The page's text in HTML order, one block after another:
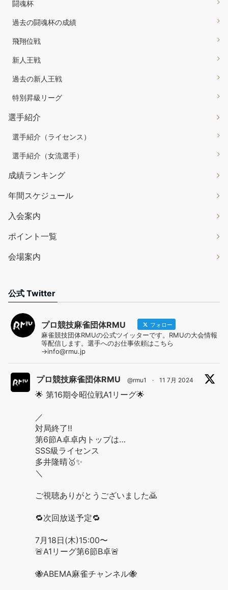
闘魂杯
過去の闘魂杯の成績
飛翔位戦
新人王戦
過去の新人王戦
特別昇級リーグ
選手紹介
選手紹介（ライセンス）
選手紹介（女流選手）
成績ランキング
年間スケジュール
入会案内
ポイント一覧
会場案内
公式 Twitter
プロ競技麻雀団体RMU フォロー
麻雀競技団体RMUの公式ツイッターです。RMUの大会情報
等配信します。選手へのお仕事依頼はこちら
→info@rmu.jp
プロ競技麻雀団体RMU @rmu1 · 11 7月 2024
🌟 第16期令昭位戦A1リーグ🌟
／
対局終了‼️
第6節A卓卓内トップは…
SSS級ライセンス
多井隆晴🥇✨
＼
ご視聴ありがとうございました🙇
🔁次回放送予定🔁
7月18日(木)15:00〜
🚨A1リーグ第6節B卓🚨
🐝ABEMA麻雀チャンネル🐝